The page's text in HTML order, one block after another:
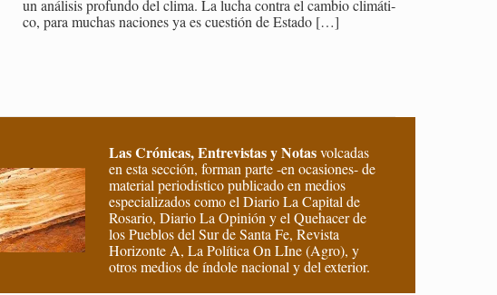
un aná­li­sis pro­fun­do del clima. La lucha con­tra el cam­bio cli­má­ti­
co, para mu­chas na­cio­nes ya es cues­tión de Es­ta­do[…]
Las Crónicas, Entrevistas y Notasvolcadas
en esta sección, forman parte -en ocasiones- de
material periodístico publicado en medios
especializados como el Diario La Capital de
Rosario, Diario La Opinión y el Quehacer de
los Pueblos del Sur de Santa Fe, Revista
Horizonte A, La Política On LIne (Agro), y
otros medios de índole nacional y del exterior.